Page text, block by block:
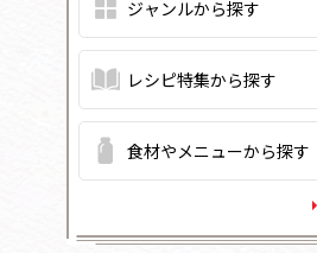
レシピ特集から探す
食材やメニューから探す